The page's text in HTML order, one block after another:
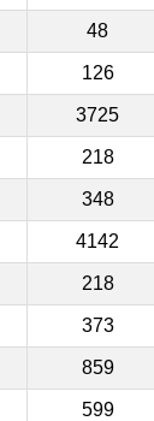
48
126
3725
218
348
4142
218
373
859
599